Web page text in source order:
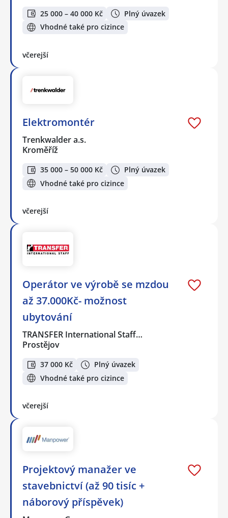
25 000 – 40 000 Kč
Plný úvazek
Vhodné také pro cizince
včerejší
Elektromontér
Trenkwalder a.s.
Kroměříž
35 000 – 50 000 Kč
Plný úvazek
Vhodné také pro cizince
včerejší
Operátor ve výrobě se mzdou
až 37.000Kč- možnost
ubytování
TRANSFER International Staff…
Prostějov
37 000 Kč
Plný úvazek
Vhodné také pro cizince
včerejší
Projektový manažer ve
stavebnictví (až 90 tisíc +
náborový příspěvek)